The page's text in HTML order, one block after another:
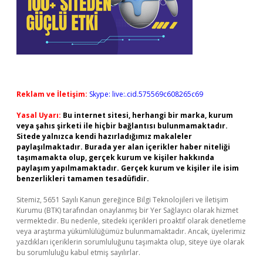
Reklam ve İletişim: Skype: live:.cid.575569c608265c69
Yasal Uyarı: Bu internet sitesi, herhangi bir marka, kurum
veya şahıs şirketi ile hiçbir bağlantısı bulunmamaktadır.
Sitede yalnızca kendi hazırladığımız makaleler
paylaşılmaktadır. Burada yer alan içerikler haber niteliği
taşımamakta olup, gerçek kurum ve kişiler hakkında
paylaşım yapılmamaktadır. Gerçek kurum ve kişiler ile isim
benzerlikleri tamamen tesadüfidir.
Sitemiz, 5651 Sayılı Kanun gereğince Bilgi Teknolojileri ve İletişim
Kurumu (BTK) tarafından onaylanmış bir Yer Sağlayıcı olarak hizmet
vermektedir. Bu nedenle, sitedeki içerikleri proaktif olarak denetleme
veya araştırma yükümlülüğümüz bulunmamaktadır. Ancak, üyelerimiz
yazdıkları içeriklerin sorumluluğunu taşımakta olup, siteye üye olarak
bu sorumluluğu kabul etmiş sayılırlar.